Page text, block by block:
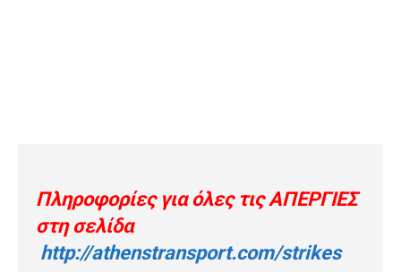
Πληροφορίες για όλες τις ΑΠΕΡΓΙΕΣ
στη σελίδα
http://athenstransport.com/strikes